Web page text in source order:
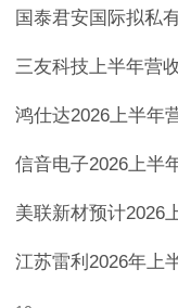
国泰君安国际拟私
三友科技上半年营
鸿仕达2026上半年
信音电子2026上半
美联新材预计2026
江苏雷利2026年上